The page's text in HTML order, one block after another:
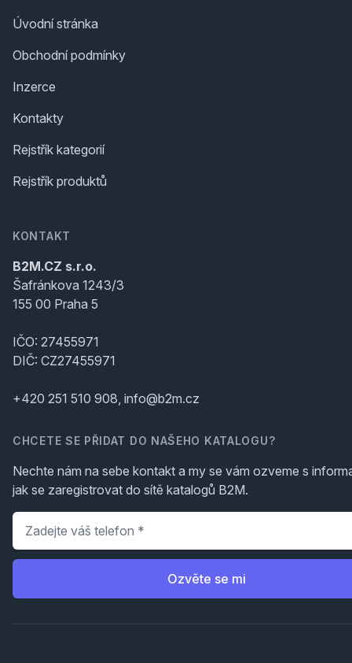
Úvodní stránka
Obchodní podmínky
Inzerce
Kontakty
Rejstřík kategorií
Rejstřík produktů
KONTAKT
B2M.CZ s.r.o.
Šafránkova 1243/3
155 00 Praha 5
IČO: 27455971
DIČ: CZ27455971
+420 251 510 908, info@b2m.cz
CHCETE SE PŘIDAT DO NAŠEHO KATALOGU?
Nechte nám na sebe kontakt a my se vám ozveme s
jak se zaregistrovat do sítě katalogů B2M.
Telefon
Ozvěte se mi